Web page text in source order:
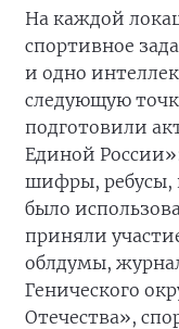
На каждой
спортивное
и одно
следующую
подготовили
Единой
шифры, ребусы,
было
приняли
облдумы,
Генического
Отечества»,